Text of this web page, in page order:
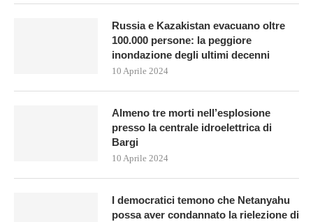
Russia e Kazakistan evacuano oltre
100.000 persone: la peggiore
inondazione degli ultimi decenni
10 Aprile 2024
Almeno tre morti nell’esplosione
presso la centrale idroelettrica di
Bargi
10 Aprile 2024
I democratici temono che Netanyahu
possa aver condannato la rielezione di